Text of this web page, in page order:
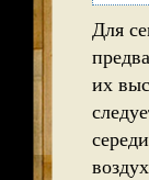
Для
их